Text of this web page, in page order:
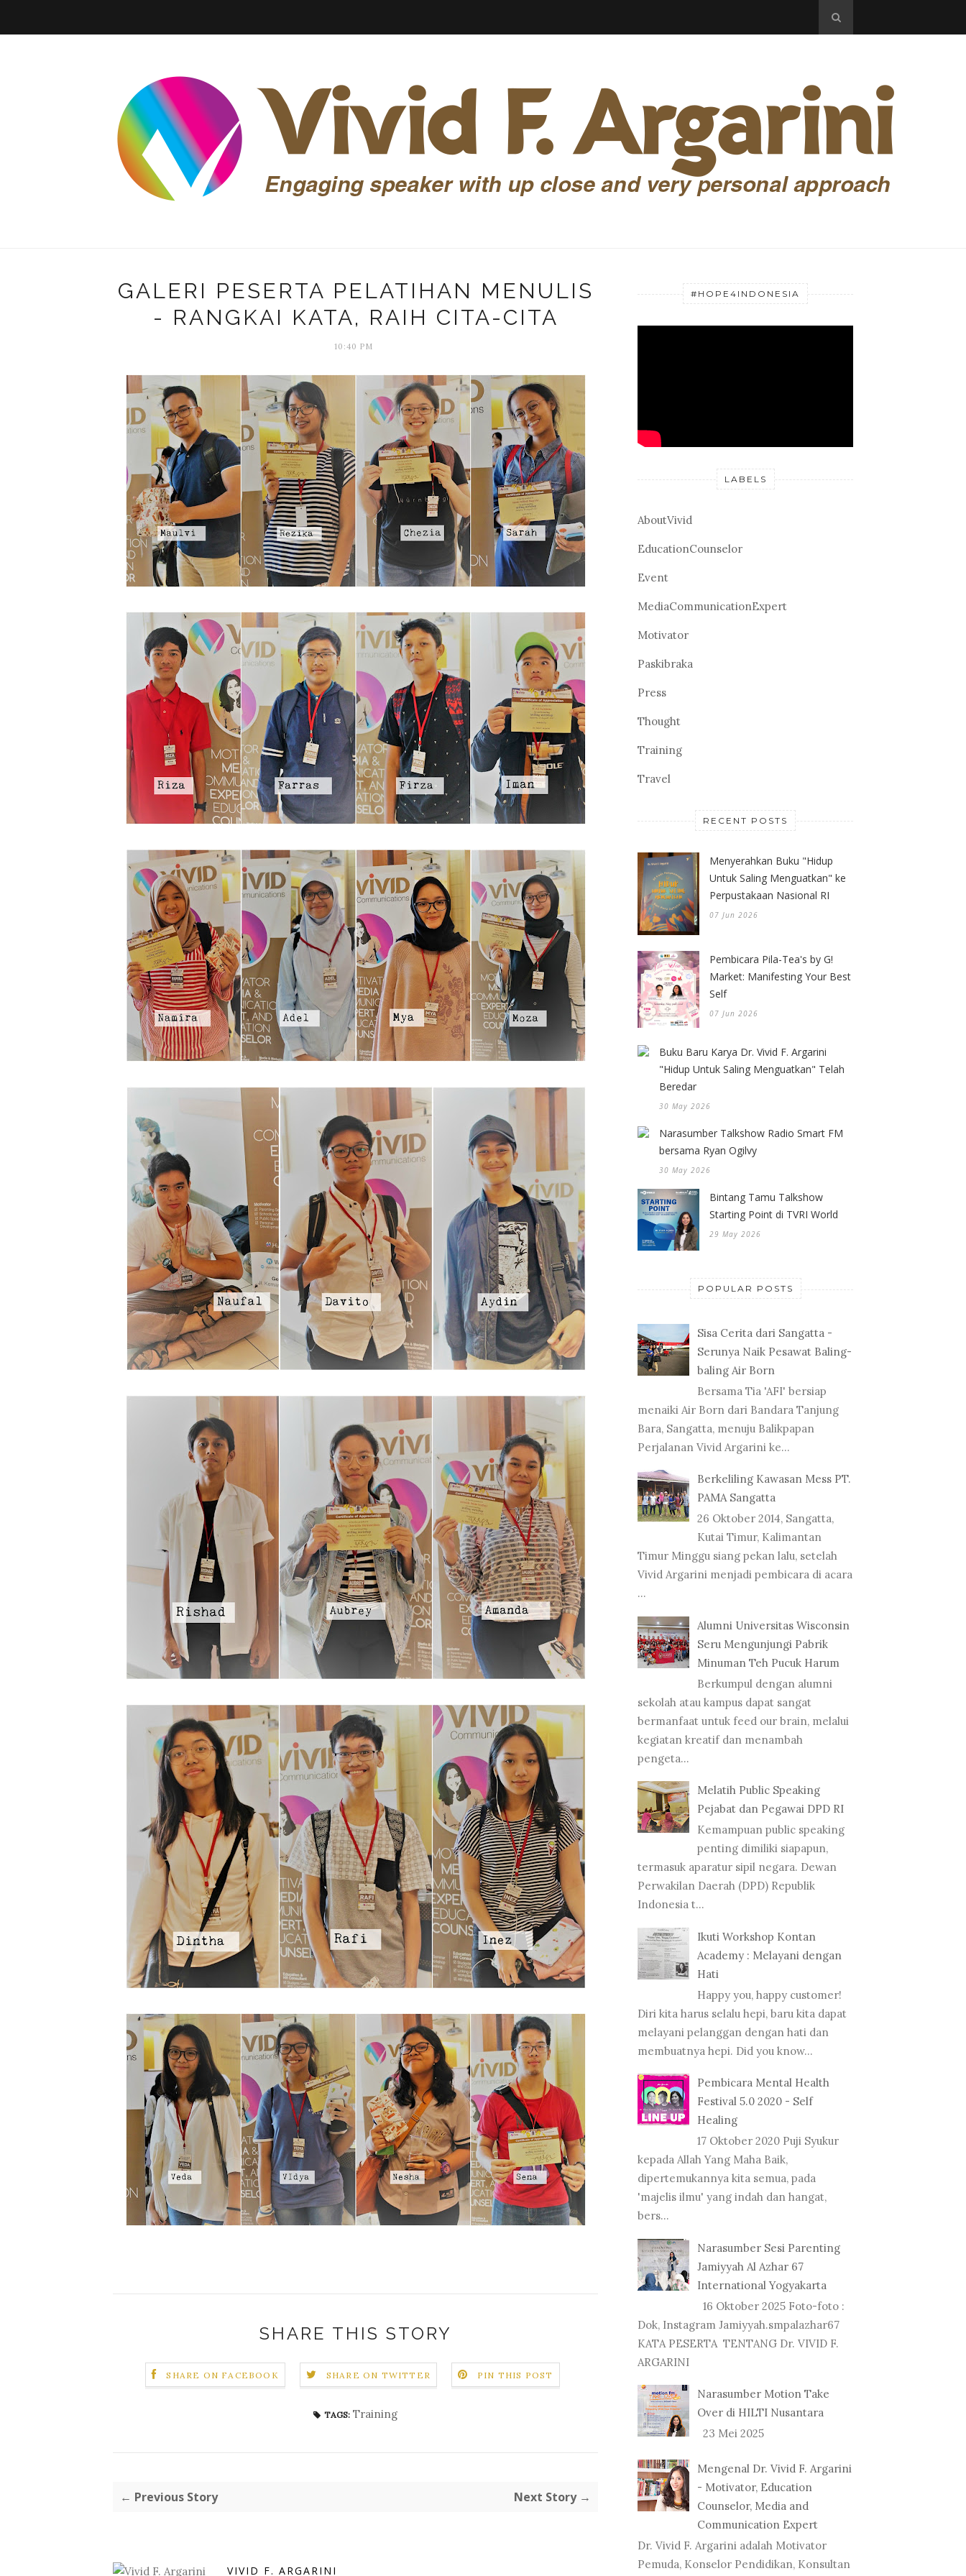
GALERI PESERTA PELATIHAN MENULIS
- RANGKAI KATA, RAIH CITA-CITA
10:40 PM
SHARE THIS STORY
SHARE ON FACEBOOK SHARE ON TWITTER PIN THIS POST
TAGS: Training
← Previous Story Next Story →
VIVID F. ARGARINI
#HOPE4INDONESIA
LABELS
AboutVivid
EducationCounselor
Event
MediaCommunicationExpert
Motivator
Paskibraka
Press
Thought
Training
Travel
RECENT POSTS
Menyerahkan Buku "Hidup
Untuk Saling Menguatkan" ke
Perpustakaan Nasional RI
07 Jun 2026
Pembicara Pila-Tea's by G!
Market: Manifesting Your Best
Self
07 Jun 2026
Buku Baru Karya Dr. Vivid F. Argarini
"Hidup Untuk Saling Menguatkan" Telah
Beredar
30 May 2026
Narasumber Talkshow Radio Smart FM
bersama Ryan Ogilvy
30 May 2026
Bintang Tamu Talkshow
Starting Point di TVRI World
29 May 2026
POPULAR POSTS
Sisa Cerita dari Sangatta -
Serunya Naik Pesawat Baling-
baling Air Born
Bersama Tia 'AFI' bersiap
menaiki Air Born dari Bandara Tanjung
Bara, Sangatta, menuju Balikpapan
Perjalanan Vivid Argarini ke...
Berkeliling Kawasan Mess PT.
PAMA Sangatta
26 Oktober 2014, Sangatta,
Kutai Timur, Kalimantan
Timur Minggu siang pekan lalu, setelah
Vivid Argarini menjadi pembicara di acara
...
Alumni Universitas Wisconsin
Seru Mengunjungi Pabrik
Minuman Teh Pucuk Harum
Berkumpul dengan alumni
sekolah atau kampus dapat sangat
bermanfaat untuk feed our brain, melalui
kegiatan kreatif dan menambah
pengeta...
Melatih Public Speaking
Pejabat dan Pegawai DPD RI
Kemampuan public speaking
penting dimiliki siapapun,
termasuk aparatur sipil negara. Dewan
Perwakilan Daerah (DPD) Republik
Indonesia t...
Ikuti Workshop Kontan
Academy : Melayani dengan
Hati
Happy you, happy customer!
Diri kita harus selalu hepi, baru kita dapat
melayani pelanggan dengan hati dan
membuatnya hepi. Did you know...
Pembicara Mental Health
Festival 5.0 2020 - Self
Healing
17 Oktober 2020 Puji Syukur
kepada Allah Yang Maha Baik,
dipertemukannya kita semua, pada
'majelis ilmu' yang indah dan hangat,
bers...
Narasumber Sesi Parenting
Jamiyyah Al Azhar 67
International Yogyakarta
16 Oktober 2025 Foto-foto :
Dok, Instagram Jamiyyah.smpalazhar67
KATA PESERTA TENTANG Dr. VIVID F.
ARGARINI
Narasumber Motion Take
Over di HILTI Nusantara
23 Mei 2025
Mengenal Dr. Vivid F. Argarini
- Motivator, Education
Counselor, Media and
Communication Expert
Dr. Vivid F. Argarini adalah Motivator
Pemuda, Konselor Pendidikan, Konsultan